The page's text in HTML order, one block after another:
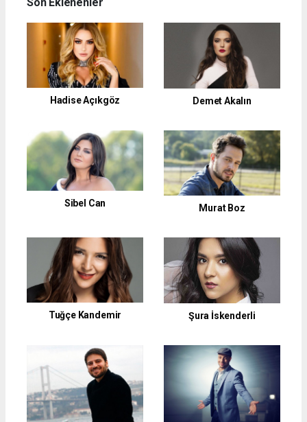
Hadise Açıkgöz Demet Akalın
Sibel Can Murat Boz
Tuğçe Kandemir Şura İskenderli